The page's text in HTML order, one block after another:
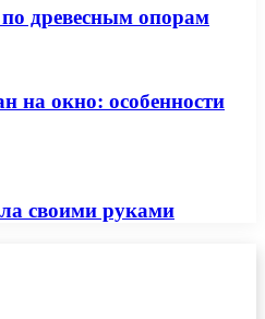
древесным опорам
на окно: особенности
своими руками